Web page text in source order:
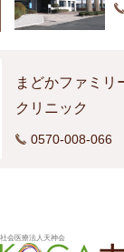
まどかファミリ
クリニック
0570-008-066
社会医療法人天神会